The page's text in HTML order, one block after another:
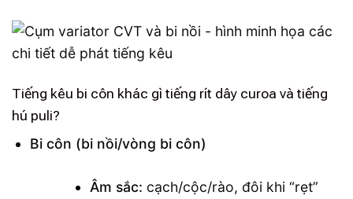
Tiếng kêu bi côn khác gì tiếng rít dây curoa và tiếng
hú puli?
Bi côn (bi nồi/vòng bi côn)
Âm sắc: cạch/cộc/rào, đôi khi “rẹt”